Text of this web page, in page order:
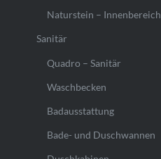
Naturstein – Innenbereich
Sanitär
Quadro – Sanitär
Waschbecken
Badausstattung
Bade- und Duschwannen